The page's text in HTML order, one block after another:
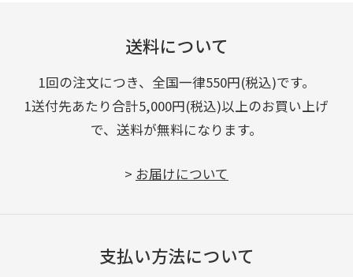
送料について
1回の注文につき、全国一律550円(税込)です。
1送付先あたり合計5,000円(税込)以上のお買い上げ
で、送料が無料になります。
> お届けについて
支払い方法について